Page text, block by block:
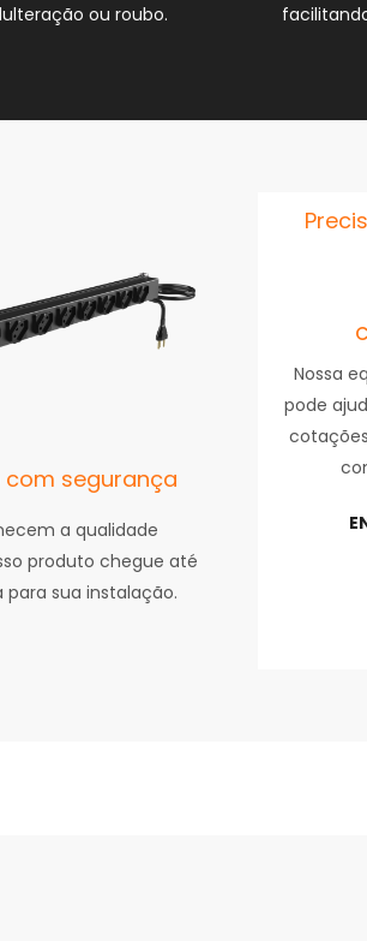
ou roubo.
segurança
a qualidade
produto chegue até
sua instalação.
Nossa
pode